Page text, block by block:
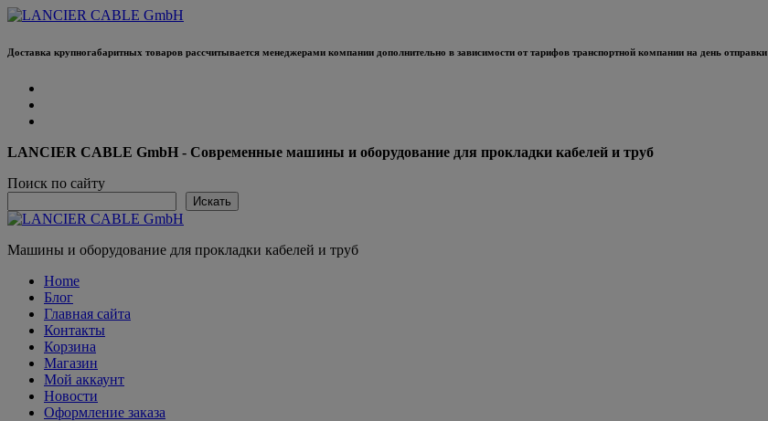
Перейти
содержанию
Доставка крупногабаритных товаров рассчитывается менеджерами компании дополнительно в зависимости от тарифов транспортной компании на день отправки
LANCIER CABLE GmbH - Современные машины и оборудование для прокладки кабелей и труб
Поиск по сайту
Искать
Машины и оборудование для прокладки кабелей и труб
Home
Блог
Главная сайта
Контакты
Корзина
Магазин
Мой аккаунт
Новости
Оформление заказа